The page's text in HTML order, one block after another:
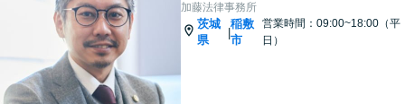
加藤法律事務所
茨城
県
|
稲敷
市
営業時間：09:00~18:00（平
日）